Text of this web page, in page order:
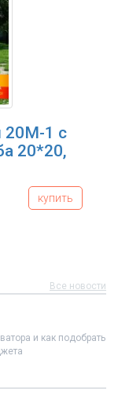
4 м
1м)
Все новости
и как подобрать